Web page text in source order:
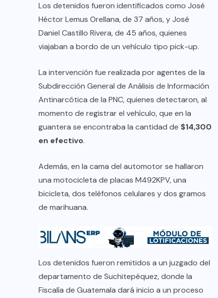
Los detenidos fueron identificados como José
Héctor Lemus Orellana, de 37 años, y José
Daniel Castillo Rivera, de 45 años, quienes
viajaban a bordo de un vehículo tipo pick-up.
La intervención fue realizada por agentes de la
Subdirección General de Análisis de Información
Antinarcótica de la PNC, quienes detectaron, al
momento de registrar el vehículo, que en la
guantera se encontraba la cantidad de $14,300
en efectivo.
Además, en la cama del automotor se hallaron
una motocicleta de placas M492KPV, una
bicicleta, dos teléfonos celulares y dos gramos
de marihuana.
Los detenidos fueron remitidos a un juzgado del
departamento de Suchitepéquez, donde la
Fiscalía de Guatemala dará inicio a un proceso